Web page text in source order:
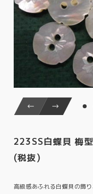
223SS白蝶貝
(税抜)
高級感あふれる白蝶貝の飾